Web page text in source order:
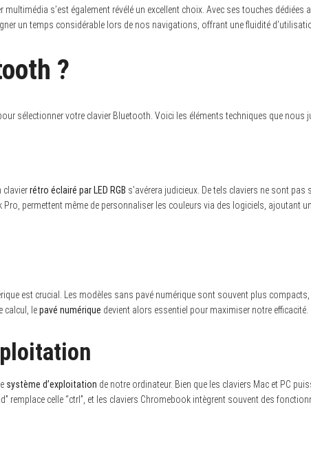
s’est également révélé un excellent choix. Avec ses touches
un temps considérable lors de nos navigations, offrant une fluidité
?
sélectionner votre clavier Bluetooth. Voici les éléments techniques que nous
clavierrétro éclairé par LED RGB s’avérera judicieux. De tels claviers ne sont
permettent même de personnaliser les couleurs via des logiciels, ajoutant
est crucial. Les modèles sans pavé numérique sont souvent plus
calcul, lepavé numérique devient alors essentiel pour maximiser notre efficacité.
système d’exploitation de notre ordinateur. Bien que les claviers Mac et PC
remplace celle “ctrl”, et les claviers Chromebook intègrent souvent des